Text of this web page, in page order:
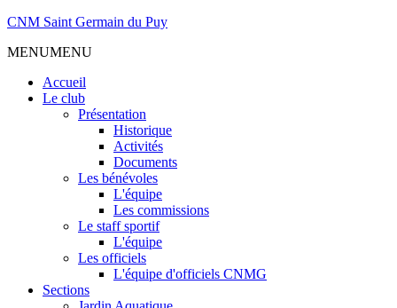
CNM Saint Germain du Puy
MENUMENU
Accueil
Le club
Présentation
Historique
Activités
Documents
Les bénévoles
L'équipe
Les commissions
Le staff sportif
L'équipe
Les officiels
L'équipe d'officiels CNMG
Sections